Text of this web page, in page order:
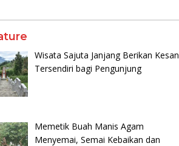
Wisata Sajuta Janjang Berikan Kesan
Tersendiri bagi Pengunjung
Memetik Buah Manis Agam
Menyemai, Semai Kebaikan dan